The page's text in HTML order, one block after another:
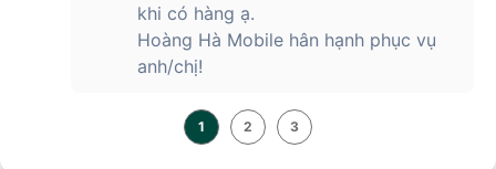
khi có hàng ạ.
Hoàng Hà Mobile hân hạnh phục vụ
anh/chị!
1 2 3